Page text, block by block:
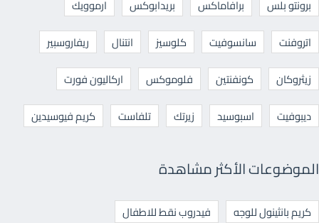
برونتو بلس
برافاماكس بريدابوكس
ارموويك
اتروفنت
سانسوفيت كلوسيز انتنال
ريفاروسبير
زيثروكان
كونفنتين فلوموكس
اركاليون فورت
ديبوفيت
اسبوسيد زيرتك تلفاست كريم فيوسيدين
الموضوعات الأكثر مشاهدة
كريم بانثينول للوجه فيدروب نقط للاطفال